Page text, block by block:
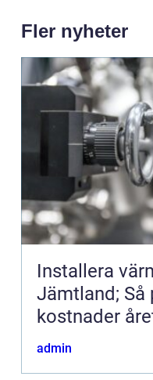
Fler nyheter
Installera
Jämtland; Så
kostnader
admin